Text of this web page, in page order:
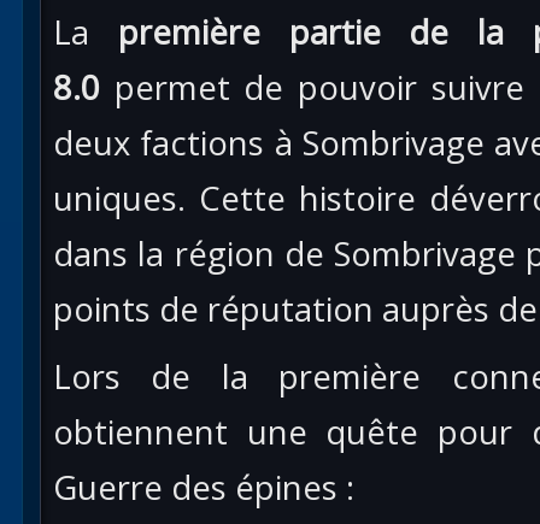
La première partie de la
8.0 permet de pouvoir
deux factions à Sombrivage
uniques. Cette histoire
dans la région de
points de réputation auprès
Lors de la première
obtiennent une quête pour
Guerre des épines :